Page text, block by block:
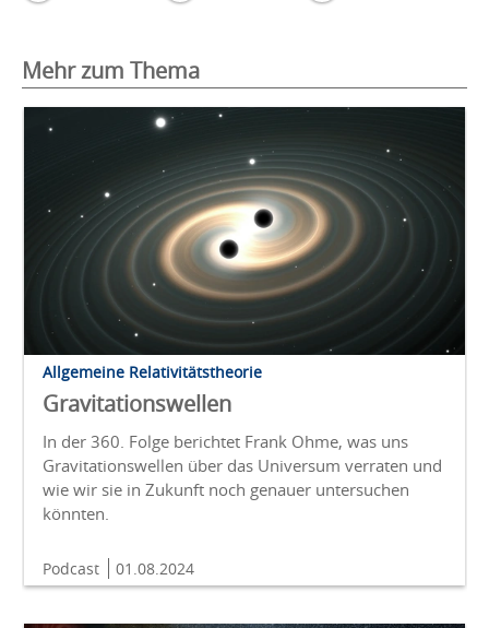
Mehr zum Thema
Allgemeine Relativitätstheorie
Gravitationswellen
In der 360. Folge berichtet Frank Ohme, was uns
Gravitationswellen über das Universum verraten und
wie wir sie in Zukunft noch genauer untersuchen
könnten.
Podcast 01.08.2024